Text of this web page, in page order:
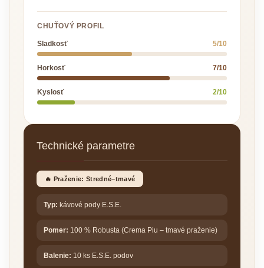
CHUŤOVÝ PROFIL
Sladkosť 5/10
Horkosť 7/10
Kyslosť 2/10
Technické parametre
🔥 Praženie: Stredné–tmavé
Typ: kávové pody E.S.E.
Pomer: 100 % Robusta (Crema Piu – tmavé praženie)
Balenie: 10 ks E.S.E. podov